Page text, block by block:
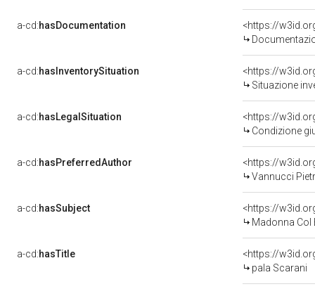
a-cd:hasDocumentation
a-cd:hasInventorySituation
<https://
Situazione
a-cd:hasLegalSituation
<https://
Condizione
a-cd:hasPreferredAuthor
<https://
Vannucci
a-cd:hasSubject
<https://
Madonna Col
a-cd:hasTitle
<https://
pala Scarani